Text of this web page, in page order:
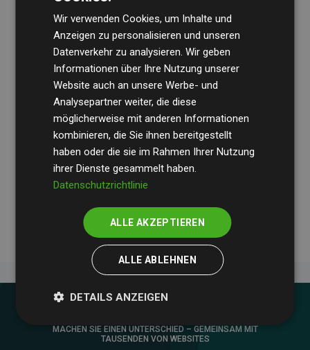
Die Wirtschaftsprüfungsgesellschaft BDOüberprüft
regelmäßig unsere Berechnungen und Methodik, um
Transparenz und Verlässlichkeit sicherzustellen.
Ihre Prüfungen belegen, dass unsere Investitionen in
Klimaschutzprojekte im Durchschnitt200 % der
geschätzten CO₂-Emissionender teilnehmenden
Websites kompensieren – ein klarer Nachweis für die
messbare Klimawirkung unseres Ansatzes.
MACHEN SIE EINEN UNTERSCHIED – GEMEINSAM MIT
TAUSENDEN VON WEBSITES
Wir verwenden Cookies, um Inhalte und
Anzeigen zu personalisieren und unseren
Datenverkehr zu analysieren. Wir geben
Informationen über Ihre Nutzung unserer
Website auch an unsere Werbe- und
Analysepartner weiter, die diese
möglicherweise mit anderen Informationen
kombinieren, die Sie ihnen bereitgestellt
haben oder die sie im Rahmen Ihrer Nutzung
ihrer Dienste gesammelt haben.
Datenschutzrichtlinie
ALLE AKZEPTIEREN
ALLE ABLEHNEN
DETAILS ANZEIGEN